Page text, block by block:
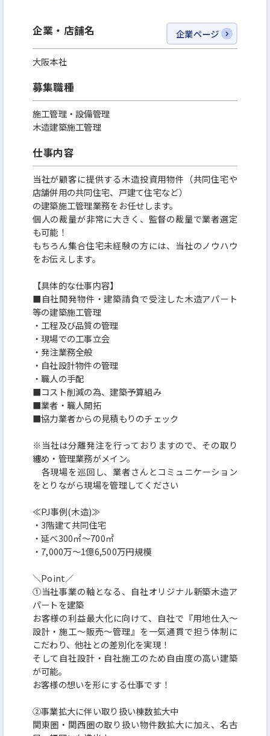
資産運用をより多くの方々に開かれたものとし、こ
れからも新しい価値と未来を切り拓いてまいります。
＼ホワイト企業認定 最高ランク 『プラチナ』取得！
「家族に入社を勧めたい次世代に残していきたい企
2025年7月1日(火)に、最高ランク『プラチナ』ラン
クを2年連続で取得しました！
認定基準項目のうち、人材育成/働きがい、柔軟な働
き方、健康経営、労働法順守 の4項目では満点を
ビジネスモデル/生産性、リスクマネジメント の2項
目では高い点数を取得しており
透明性の高い経営・社員の働きがい を高い水準で
実現しています！
企業・店舗名 企業ページ
大阪本社
募集職種
施工管理・設備管理
木造建築施工管理
仕事内容
当社が顧客に提供する木造投資用物件（共同住宅や
店舗併用の共同住宅、戸建て住宅など）
の建築施工管理業務をお任せします。
個人の裁量が非常に大きく、監督の裁量で業者選定
も可能！
もちろん集合住宅未経験の方には、当社のノウハウ
をお伝えします。
【具体的な仕事内容】
■自社開発物件・建築請負で受注した木造アパート
等の建築施工管理
・工程及び品質の管理
・現場での工事立会
・発注業務全般
・自社設計物件の管理
・職人の手配
■コスト削減の為、建築予算組み
■業者・職人開拓
■協力業者からの見積もりのチェック
※当社は分離発注を行っておりますので、その取り
纏め・管理業務がメイン。
各現場を巡回し、業者さんとコミュニケーション
をとりながら現場を管理してください
≪PJ事例(木造)≫
・3階建て共同住宅
・延べ300㎡～700㎡
・7,000万～1億6,500万円規模
＼Point／
①当社事業の軸となる、自社オリジナル新築木造ア
パートを建築
お客様の利益最大化に向けて、自社で『用地仕入～
設計・施工～販売～管理』を一気通貫で担う体制に
こだわり、他社との差別化を実現！
そして自社設計・自社施工のため自由度の高い建築
が可能。
お客様の想いを形にする仕事です！
②事業拡大に伴い取り扱い棟数拡大中
関東圏・関西圏の取り扱い物件数拡大に加え、名古